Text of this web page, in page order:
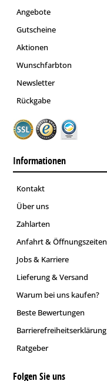
Angebote
Gutscheine
Aktionen
Wunschfarbton
Newsletter
Rückgabe
Informationen
Kontakt
Über uns
Zahlarten
Anfahrt & Öffnungszeiten
Jobs & Karriere
Lieferung & Versand
Warum bei uns kaufen?
Beste Bewertungen
Barrierefreiheitserklärung
Ratgeber
Folgen Sie uns